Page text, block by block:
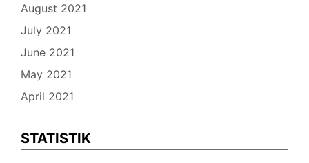
August 2021
July 2021
June 2021
May 2021
April 2021
STATISTIK